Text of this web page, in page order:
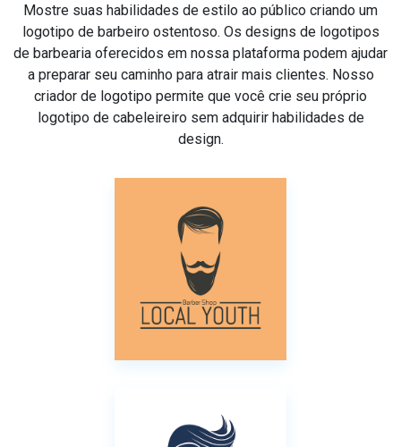
Mostre suas habilidades de estilo ao público criando um
logotipo de barbeiro ostentoso. Os designs de logotipos
de barbearia oferecidos em nossa plataforma podem ajudar
a preparar seu caminho para atrair mais clientes. Nosso
criador de logotipo permite que você crie seu próprio
logotipo de cabeleireiro sem adquirir habilidades de
design.